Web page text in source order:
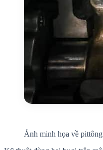
Ảnh minh họa về